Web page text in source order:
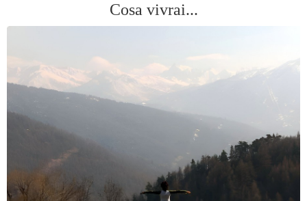
Cosa vivrai...